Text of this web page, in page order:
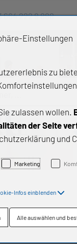
664 222 9 888
Einstellungen
zu
zulassen wollen.
der Seite
und
Marketing
Infos einblenden
Alle auswählen und